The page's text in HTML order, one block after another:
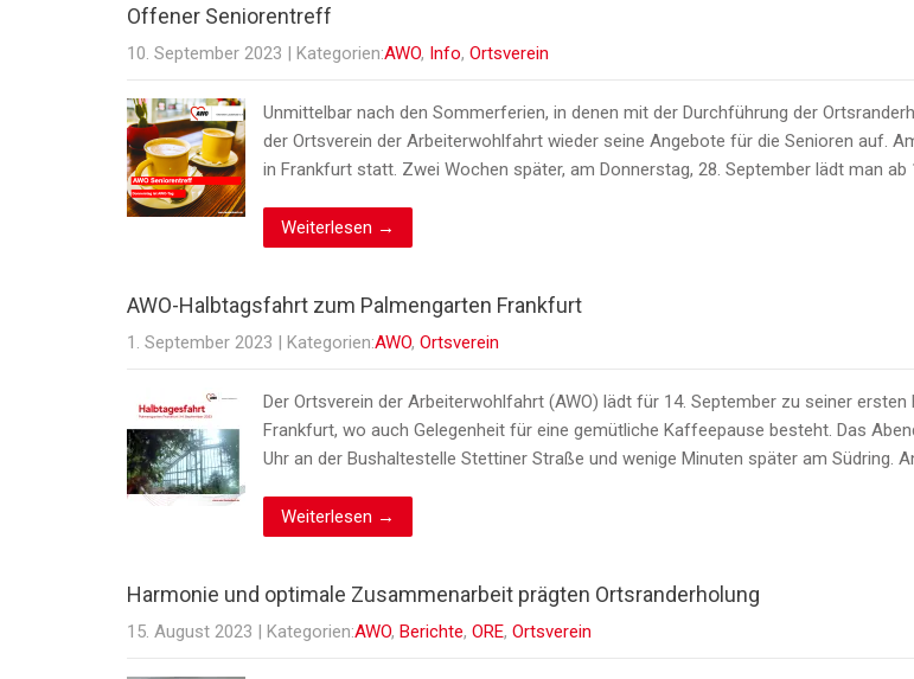
Offener Seniorentreff
10. September 2023 | Kategorien:AWO, Info, Ortsverein
Unmittelbar nach den Sommerferien, in denen mit der Durchführung der
der Ortsverein der Arbeiterwohlfahrt wieder seine Angebote für die Senioren auf.
in Frankfurt statt. Zwei Wochen später, am Donnerstag, 28. September lädt man
Weiterlesen →
AWO-Halbtagsfahrt zum Palmengarten Frankfurt
1. September 2023 | Kategorien:AWO, Ortsverein
Der Ortsverein der Arbeiterwohlfahrt (AWO) lädt für 14. September zu seiner
Frankfurt, wo auch Gelegenheit für eine gemütliche Kaffeepause besteht. Das
Uhr an der Bushaltestelle Stettiner Straße und wenige Minuten später am Südring.
Weiterlesen →
Harmonie und optimale Zusammenarbeit prägten Ortsranderholung
15. August 2023 | Kategorien:AWO, Berichte, ORE, Ortsverein